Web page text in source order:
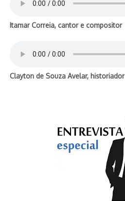
Itamar Correia, cantor e compositor
Clayton de Souza Avelar, historiador